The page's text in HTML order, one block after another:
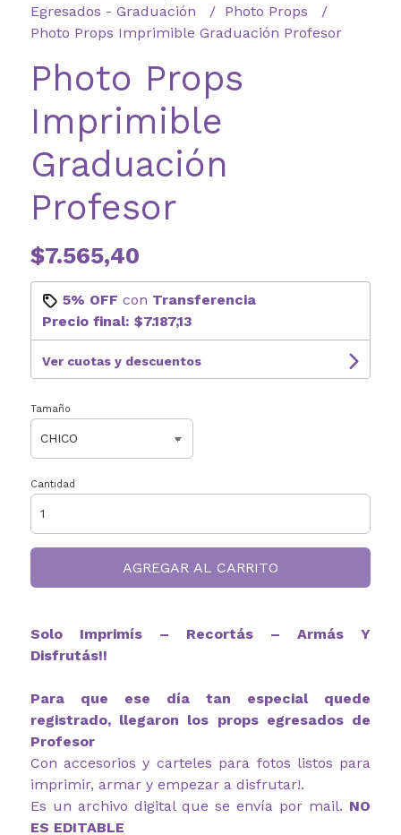
Egresados - Graduación
Photo Props
Photo Props Imprimible Graduación Profesor
Photo Props
Imprimible
Graduación
Profesor
$7.565,40
5% OFF con Transferencia
Precio final: $7.187,13
Ver cuotas y descuentos
Tamaño
Cantidad
AGREGAR AL CARRITO
Solo Imprimís – Recortás – Armás Y
Disfrutás!!
Para que ese día tan especial quede
registrado, llegaron los props egresados de
Profesor
Con accesorios y carteles para fotos listos para
imprimir, armar y empezar a disfrutar!.
Es un archivo digital que se envía por mail. NO
ES EDITABLE